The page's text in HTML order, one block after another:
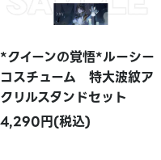
*クイーンの覚悟*ルーシー
コスチューム 特大波紋ア
クリルスタンドセット
4,290円(税込)